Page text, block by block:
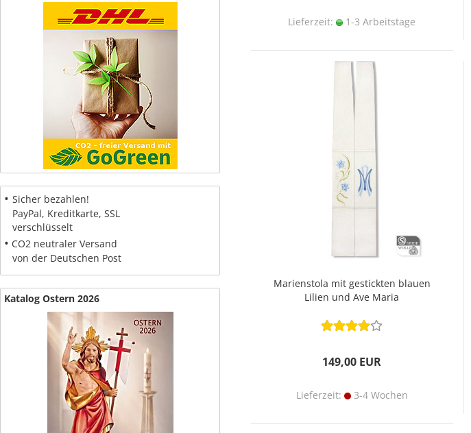
Lieferzeit: 1-3 Arbeitstage
Marienstola mit gestickten blauen
Lilien und Ave Maria
149,00 EUR
Lieferzeit: 3-4 Wochen
• Sicher bezahlen!
PayPal, Kreditkarte, SSL
verschlüsselt
• CO2 neutraler Versand
von der Deutschen Post
Katalog Ostern 2026